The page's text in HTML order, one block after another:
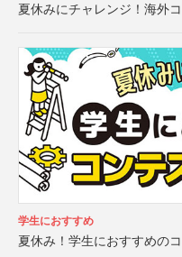
夏休みにチャレンジ！海外
学生におすすめ
夏休み！学生におすすめの